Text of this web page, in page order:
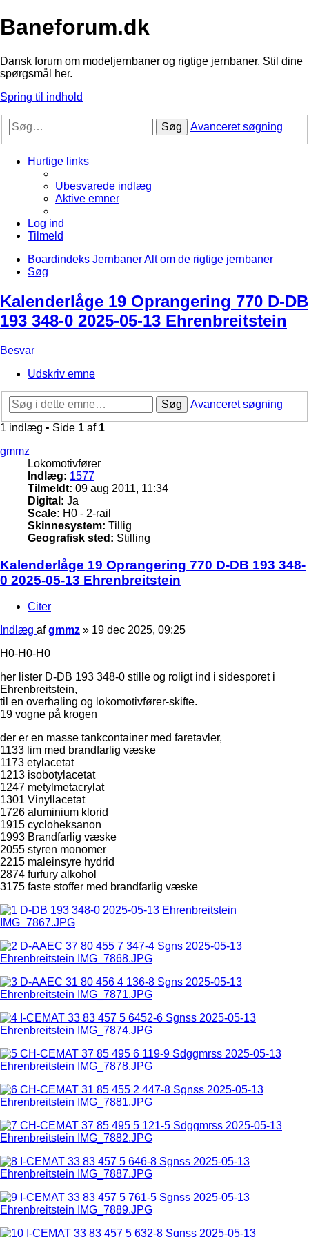
Baneforum.dk
Dansk forum om modeljernbaner og rigtige jernbaner. Stil dine
spørgsmål her.
Spring til indhold
Søg Avanceret søgning
Hurtige links
Ubesvarede indlæg
Aktive emner
Log ind
Tilmeld
Boardindeks JernbanerAlt om de rigtige jernbaner
Søg
Kalenderlåge 19 Oprangering 770 D-DB
193 348-0 2025-05-13 Ehrenbreitstein
Besvar
Udskriv emne
Søg
Avanceret søgning
1 indlæg • Side 1 af 1
gmmz
Lokomotivfører
Indlæg: 1577
Tilmeldt: 09 aug 2011, 11:34
Digital: Ja
Scale: H0 - 2-rail
Skinnesystem: Tillig
Geografisk sted: Stilling
Kalenderlåge 19 Oprangering 770 D-DB 193 348-
0 2025-05-13 Ehrenbreitstein
Citer
Indlæg afgmmz » 19 dec 2025, 09:25
H0-H0-H0
her lister D-DB 193 348-0 stille og roligt ind i sidesporet i
Ehrenbreitstein,
til en overhaling og lokomotivfører-skifte.
19 vogne på krogen
der er en masse tankcontainer med faretavler,
1133 lim med brandfarlig væske
1173 etylacetat
1213 isobotylacetat
1247 metylmetacrylat
1301 Vinyllacetat
1726 aluminium klorid
1915 cycloheksanon
1993 Brandfarlig væske
2055 styren monomer
2215 maleinsyre hydrid
2874 furfury alkohol
3175 faste stoffer med brandfarlig væske